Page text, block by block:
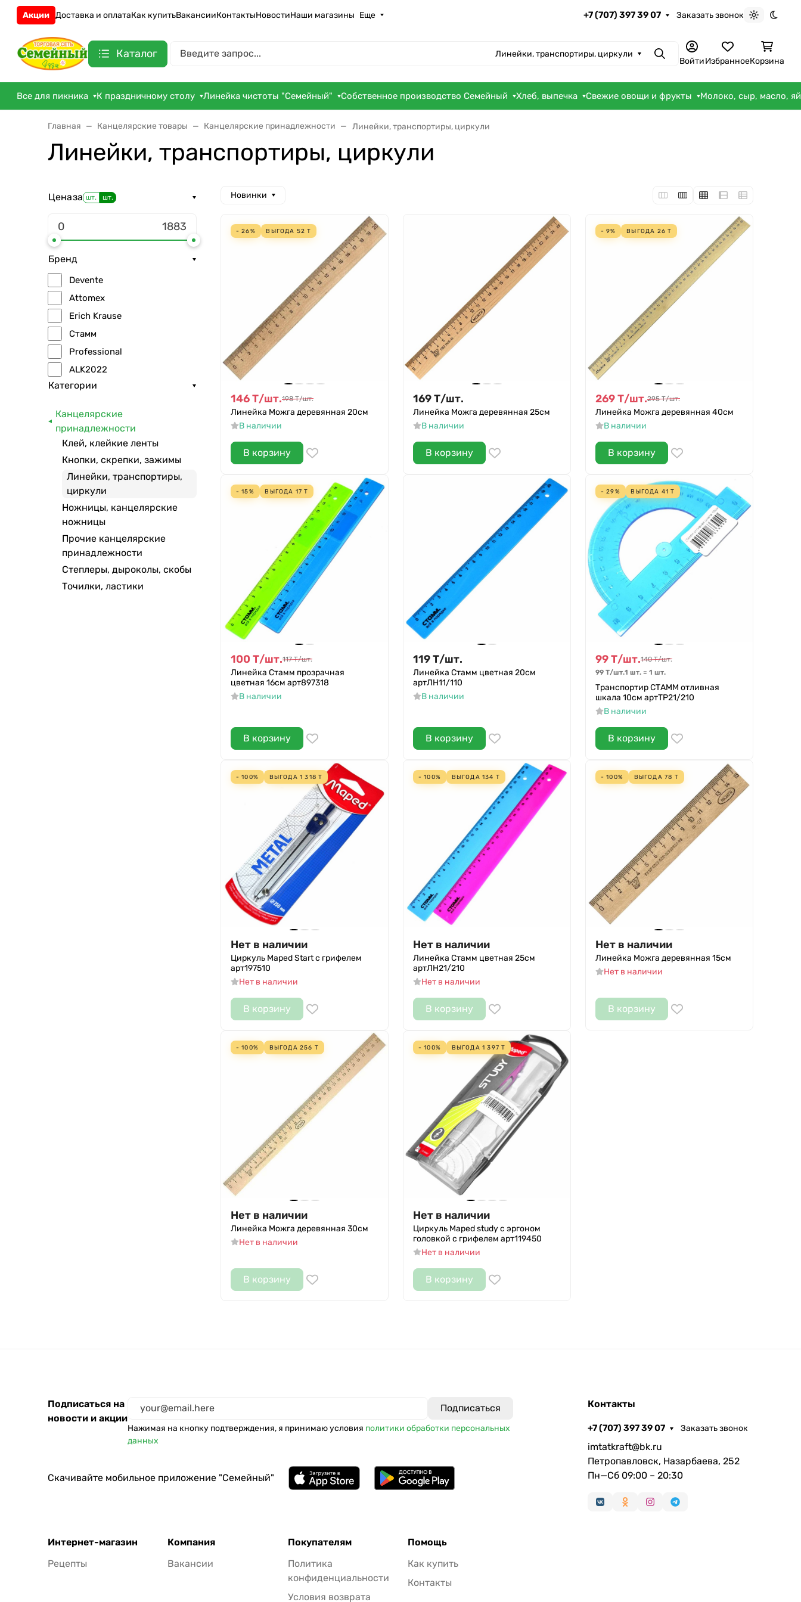
Акции Доставка и оплатаКак купитьВакансииКонтактыНовостиНаши магазины Еще +7 (707) 397 39 07 Заказать звонок
Светлая
Каталог Линейки, транспортиры, циркули ПоискВойтиИзбранноеКорзина
Все для пикника К праздничному столу Линейка чистоты "Семейный" Собственное производство Семейный Хлеб, выпечка Свежие овощи и фрукты Молоко, сыр, масло,
Главная Канцелярские товары Канцелярские принадлежности Линейки, транспортиры, циркули
Линейки, транспортиры, циркули
Ценаза шт. шт.
Бренд
Devente
Attomex
Erich Krause
Стамм
Professional
ALK2022
Категории
Канцелярские
принадлежности
Клей, клейкие ленты
Кнопки, скрепки, зажимы
Линейки, транспортиры,
циркули
Ножницы, канцелярские
ножницы
Прочие канцелярские
принадлежности
Степлеры, дыроколы, скобы
Точилки, ластики
Новинки
- 26% ВЫГОДА 52 Т
146Т/шт.198 Т/шт.
Линейка Можга деревянная 20см
В наличии
В корзину
169Т/шт.
Линейка Можга деревянная 25см
В наличии
В корзину
- 9% ВЫГОДА 26 Т
269Т/шт.295 Т/шт.
Линейка Можга деревянная 40см
В наличии
В корзину
- 15% ВЫГОДА 17 Т
100 Т/шт.117 Т/шт.
Линейка Стамм прозрачная
цветная 16см арт897318
В наличии
В корзину
119Т/шт.
Линейка Стамм цветная 20см
артЛН11/110
В наличии
В корзину
- 29% ВЫГОДА 41 Т
99Т/шт.140 Т/шт.
99 Т/шт.1 шт.= 1 шт.
Транспортир СТАММ отливная
шкала 10см артTP21/210
В наличии
В корзину
- 100% ВЫГОДА 1 318 Т
Нет в наличии
Циркуль Maped Start с грифелем
арт197510
Нет в наличии
В корзину
- 100% ВЫГОДА 134 Т
Нет в наличии
Линейка Стамм цветная 25см
артЛН21/210
Нет в наличии
В корзину
- 100% ВЫГОДА 78 Т
Нет в наличии
Линейка Можга деревянная 15см
Нет в наличии
В корзину
- 100% ВЫГОДА 256 Т
Нет в наличии
Линейка Можга деревянная 30см
Нет в наличии
В корзину
- 100% ВЫГОДА 1 397 Т
Нет в наличии
Циркуль Maped study с эргоном
головкой с грифелем арт119450
Нет в наличии
В корзину
Подписаться на
новости и акции
Нажимая на кнопку подтверждения, я принимаю условия политики обработки персональных
данных
Скачивайте мобильное приложение "Семейный"
Интернет-магазин
Рецепты
Компания
Вакансии
Покупателям
Политика
конфиденциальности
Условия возврата
Помощь
Как купить
Контакты
Контакты
+7 (707) 397 39 07 Заказать звонок
imtatkraft@bk.ru
Петропавловск, Назарбаева, 252
Пн—Сб 09:00 – 20:30